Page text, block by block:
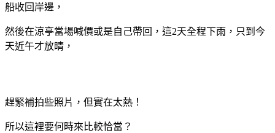
船收回岸邊，
然後在涼亭當場喊價或是自己帶回，這2天全程下雨，只到今
天近午才放晴，
趕緊補拍些照片，但實在太熱！
所以這裡要何時來比較恰當？